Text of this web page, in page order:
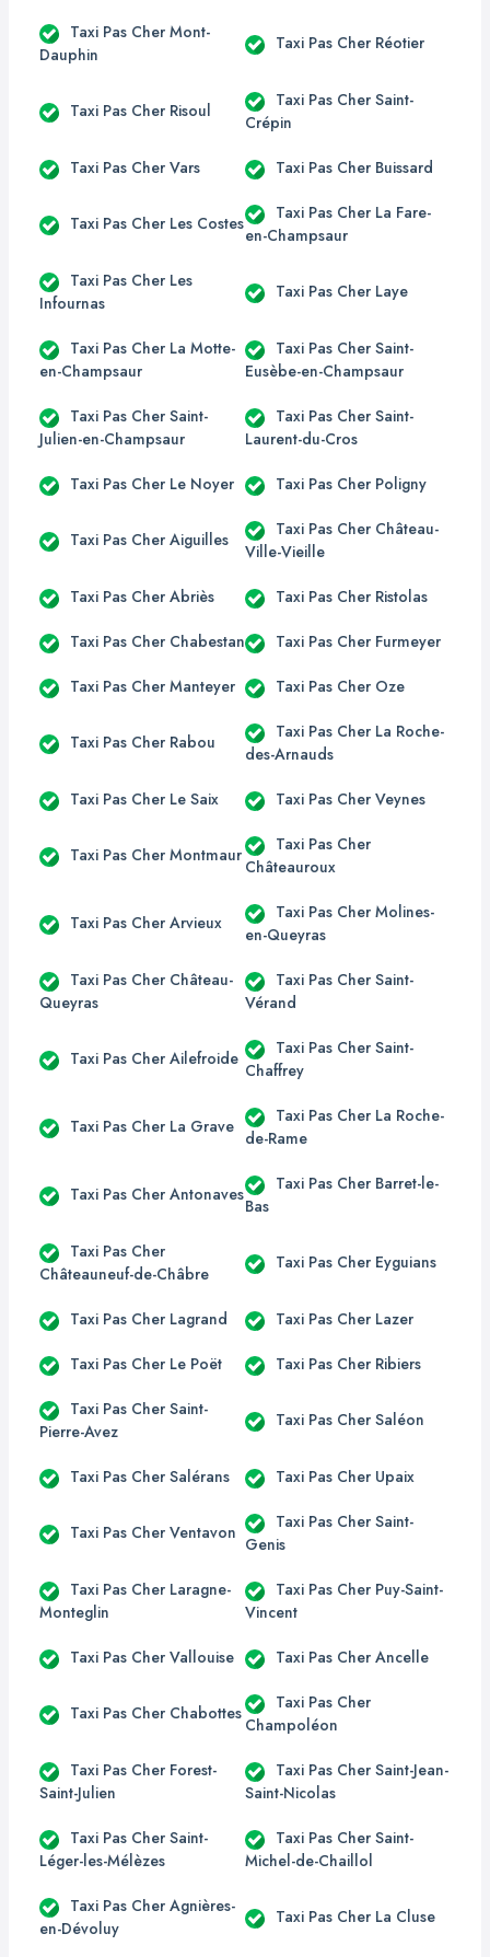
Taxi Pas Cher Mont-
Dauphin
Taxi Pas Cher Réotier
Taxi Pas Cher Risoul
Taxi Pas Cher Saint-
Crépin
Taxi Pas Cher Vars Taxi Pas Cher Buissard
Taxi Pas Cher Les Costes
Taxi Pas Cher La Fare-
en-Champsaur
Taxi Pas Cher Les
Infournas
Taxi Pas Cher Laye
Taxi Pas Cher La Motte-
en-Champsaur
Taxi Pas Cher Saint-
Eusèbe-en-Champsaur
Taxi Pas Cher Saint-
Julien-en-Champsaur
Taxi Pas Cher Saint-
Laurent-du-Cros
Taxi Pas Cher Le Noyer Taxi Pas Cher Poligny
Taxi Pas Cher Aiguilles
Taxi Pas Cher Château-
Ville-Vieille
Taxi Pas Cher Abriès Taxi Pas Cher Ristolas
Taxi Pas Cher Chabestan Taxi Pas Cher Furmeyer
Taxi Pas Cher Manteyer Taxi Pas Cher Oze
Taxi Pas Cher Rabou
Taxi Pas Cher La Roche-
des-Arnauds
Taxi Pas Cher Le Saix Taxi Pas Cher Veynes
Taxi Pas Cher Montmaur
Taxi Pas Cher
Châteauroux
Taxi Pas Cher Arvieux
Taxi Pas Cher Molines-
en-Queyras
Taxi Pas Cher Château-
Queyras
Taxi Pas Cher Saint-
Vérand
Taxi Pas Cher Ailefroide
Taxi Pas Cher Saint-
Chaffrey
Taxi Pas Cher La Grave
Taxi Pas Cher La Roche-
de-Rame
Taxi Pas Cher Antonaves
Taxi Pas Cher Barret-le-
Bas
Taxi Pas Cher
Châteauneuf-de-Châbre
Taxi Pas Cher Eyguians
Taxi Pas Cher Lagrand Taxi Pas Cher Lazer
Taxi Pas Cher Le Poët Taxi Pas Cher Ribiers
Taxi Pas Cher Saint-
Pierre-Avez
Taxi Pas Cher Saléon
Taxi Pas Cher Salérans Taxi Pas Cher Upaix
Taxi Pas Cher Ventavon
Taxi Pas Cher Saint-
Genis
Taxi Pas Cher Laragne-
Monteglin
Taxi Pas Cher Puy-Saint-
Vincent
Taxi Pas Cher Vallouise Taxi Pas Cher Ancelle
Taxi Pas Cher Chabottes
Taxi Pas Cher
Champoléon
Taxi Pas Cher Forest-
Saint-Julien
Taxi Pas Cher Saint-Jean-
Saint-Nicolas
Taxi Pas Cher Saint-
Léger-les-Mélèzes
Taxi Pas Cher Saint-
Michel-de-Chaillol
Taxi Pas Cher Agnières-
en-Dévoluy
Taxi Pas Cher La Cluse